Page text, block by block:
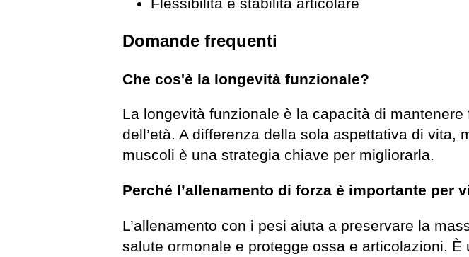
Domande frequenti
Che cos'è la longevità funzionale?
La longevità funzionale è la capacità di
dell’età. A differenza della sola aspettativa di
muscoli è una strategia chiave per migliorarla.
Perché l’allenamento di forza è importante per
L’allenamento con i pesi aiuta a preservare la
salute ormonale e protegge ossa e articolazioni.